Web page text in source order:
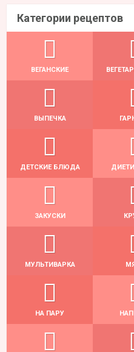
Категории рецептов
ВЕГАНСКИЕ
ВЫПЕЧКА
ДЕТСКИЕ БЛЮДА
ЗАКУСКИ
МУЛЬТИВАРКА
НА ПАРУ